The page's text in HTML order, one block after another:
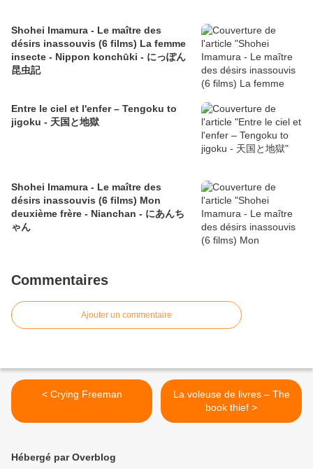
Shohei Imamura - Le maître des
désirs inassouvis (6 films) La femme
insecte - Nippon konchūki - にっぽん
昆虫記
Entre le ciel et l'enfer – Tengoku to
jigoku - 天国と地獄
Shohei Imamura - Le maître des
désirs inassouvis (6 films) Mon
deuxième frère - Nianchan - にあんち
ゃん
Commentaires
Ajouter un commentaire
< Crying Freeman
La voleuse de livres – The
book thief >
Hébergé par Overblog